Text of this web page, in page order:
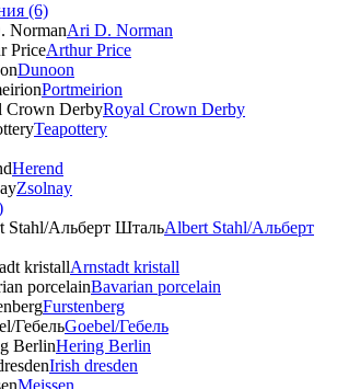
(6)
Ari D. Norman
Arthur Price
Dunoon
Portmeirion
Royal Crown Derby
Teapottery
Herend
Zsolnay
Albert Stahl/Альбеpт
Arnstadt kristall
Bavarian porcelain
Furstenberg
Goebel/Гебель
Hering Berlin
Irish dresden
Meissen